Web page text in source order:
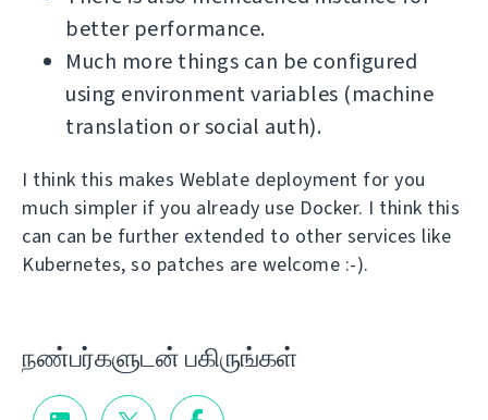
better performance.
Much more things can be configured
using environment variables (machine
translation or social auth).
I think this makes Weblate deployment for you
much simpler if you already use Docker. I think this
can can be further extended to other services like
Kubernetes, so patches are welcome :-).
நண்பர்களுடன் பகிருங்கள்